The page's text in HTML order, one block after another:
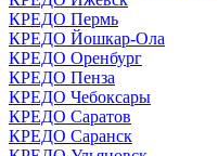
КРЕДО Пермь
КРЕДО Йошкар-Ола
КРЕДО Оренбург
КРЕДО Пенза
КРЕДО Чебоксары
КРЕДО Саратов
КРЕДО Саранск